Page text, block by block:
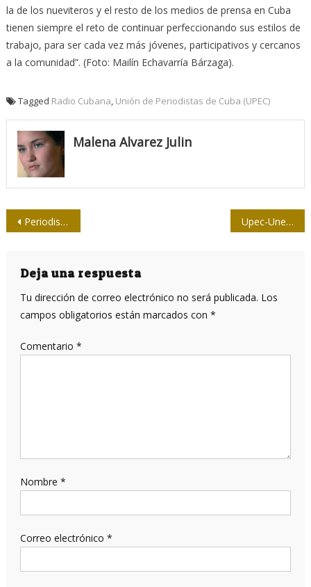
la de los nueviteros y el resto de los medios de prensa en Cuba
tienen siempre el reto de continuar perfeccionando sus estilos de
trabajo, para ser cada vez más jóvenes, participativos y cercanos
a la comunidad”. (Foto: Mailín Echavarría Bárzaga).
Tagged Radio Cubana Unión de Periodistas de Cuba (UPEC)
Malena Alvarez Julin
Navegación
entradas
Periodistas camagüeyanos analizarán proyectos de transformación editorial Upec-Uneac: Hilvanar la línea que nos une
Deja una respuesta
Tu dirección de correo electrónico no será publicada. Los
campos obligatorios están marcados con *
Comentario *
Nombre *
Correo electrónico *